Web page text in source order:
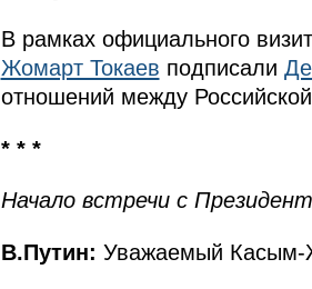
В рамках официального
Жомарт Токаев подписали
отношений между
* * *
Начало встречи с
В.Путин: Уважаемый Касым-